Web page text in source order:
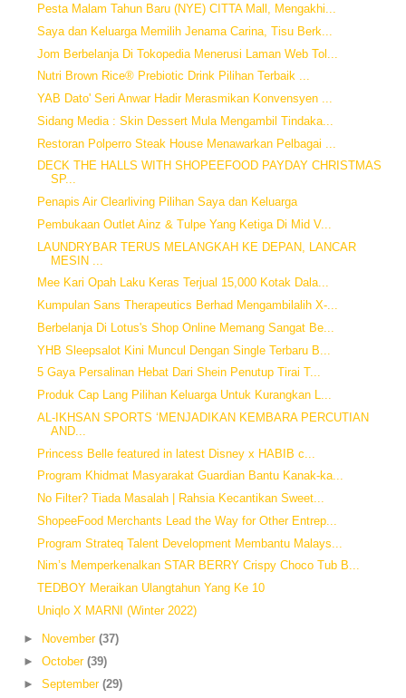
Pesta Malam Tahun Baru (NYE) CITTA Mall, Mengakhi...
Saya dan Keluarga Memilih Jenama Carina, Tisu Berk...
Jom Berbelanja Di Tokopedia Menerusi Laman Web Tol...
Nutri Brown Rice® Prebiotic Drink Pilihan Terbaik ...
YAB Dato' Seri Anwar Hadir Merasmikan Konvensyen ...
Sidang Media : Skin Dessert Mula Mengambil Tindaka...
Restoran Polperro Steak House Menawarkan Pelbagai ...
DECK THE HALLS WITH SHOPEEFOOD PAYDAY CHRISTMAS
SP...
Penapis Air Clearliving Pilihan Saya dan Keluarga
Pembukaan Outlet Ainz & Tulpe Yang Ketiga Di Mid V...
LAUNDRYBAR TERUS MELANGKAH KE DEPAN, LANCAR
MESIN ...
Mee Kari Opah Laku Keras Terjual 15,000 Kotak Dala...
Kumpulan Sans Therapeutics Berhad Mengambilalih X-...
Berbelanja Di Lotus's Shop Online Memang Sangat Be...
YHB Sleepsalot Kini Muncul Dengan Single Terbaru B...
5 Gaya Persalinan Hebat Dari Shein Penutup Tirai T...
Produk Cap Lang Pilihan Keluarga Untuk Kurangkan L...
AL-IKHSAN SPORTS ‘MENJADIKAN KEMBARA PERCUTIAN
AND...
Princess Belle featured in latest Disney x HABIB c...
Program Khidmat Masyarakat Guardian Bantu Kanak-ka...
No Filter? Tiada Masalah | Rahsia Kecantikan Sweet...
ShopeeFood Merchants Lead the Way for Other Entrep...
Program Strateq Talent Development Membantu Malays...
Nim’s Memperkenalkan STAR BERRY Crispy Choco Tub B...
TEDBOY Meraikan Ulangtahun Yang Ke 10
Uniqlo X MARNI (Winter 2022)
► November (37)
► October (39)
► September (29)